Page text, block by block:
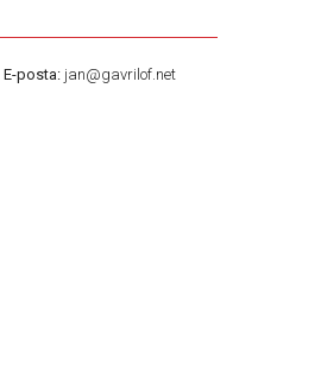
E-posta:jan@gavrilof.net